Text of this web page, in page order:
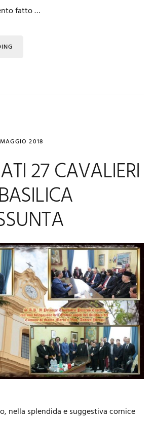
fatto …
2018
27 CAVALIERI
nella splendida e suggestiva cornice